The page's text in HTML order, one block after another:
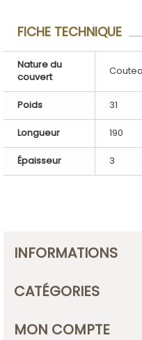
FICHE TECHNIQUE
Nature du
couvert
Poids 31
Longueur 190
Épaisseur 3
INFORMATIONS
CATÉGORIES
MON COMPTE